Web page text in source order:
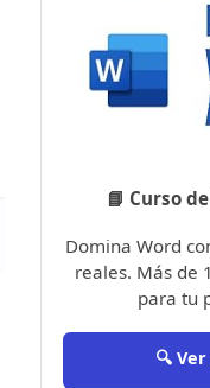
📘 Curso
Domina Word
reales. Más de
para tu
🔍